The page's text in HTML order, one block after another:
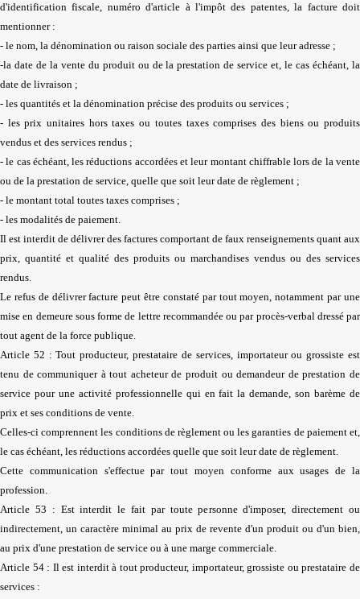
d'identification fiscale, numéro d'article à l'impôt des patentes, la facture doit
mentionner :
- le nom, la dénomination ou raison sociale des parties ainsi que leur adresse ;
-la date de la vente du produit ou de la prestation de service et, le cas échéant, la
date de livraison ;
- les quantités et la dénomination précise des produits ou services ;
- les prix unitaires hors taxes ou toutes taxes comprises des biens ou produits
vendus et des services rendus ;
- le cas échéant, les réductions accordées et leur montant chiffrable lors de la vente
ou de la prestation de service, quelle que soit leur date de règlement ;
- le montant total toutes taxes comprises ;
- les modalités de paiement.
Il est interdit de délivrer des factures comportant de faux renseignements quant aux
prix, quantité et qualité des produits ou marchandises vendus ou des services
rendus.
Le refus de délivrer facture peut être constaté par tout moyen, notamment par une
mise en demeure sous forme de lettre recommandée ou par procès-verbal dressé par
tout agent de la force publique.
Article 52 : Tout producteur, prestataire de services, importateur ou grossiste est
tenu de communiquer à tout acheteur de produit ou demandeur de prestation de
service pour une activité professionnelle qui en fait la demande, son barème de
prix et ses conditions de vente.
Celles-ci comprennent les conditions de règlement ou les garanties de paiement et,
le cas échéant, les réductions accordées quelle que soit leur date de règlement.
Cette communication s'effectue par tout moyen conforme aux usages de la
profession.
Article 53 : Est interdit le fait par toute personne d'imposer, directement ou
indirectement, un caractère minimal au prix de revente d'un produit ou d'un bien,
au prix d'une prestation de service ou à une marge commerciale.
Article 54 : Il est interdit à tout producteur, importateur, grossiste ou prestataire de
services :